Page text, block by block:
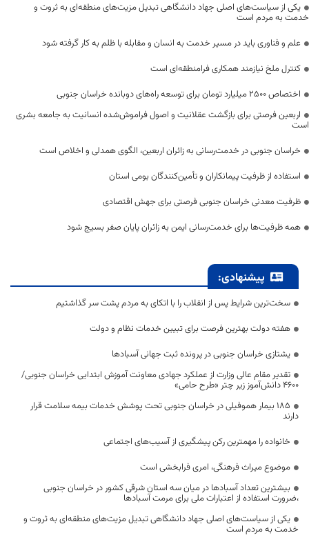
یکی از سیاست‌های اصلی جهاد دانشگاهی تبدیل مزیت‌های منطقه‌ای به ثروت و
خدمت به مردم است
علم و فناوری باید در مسیر خدمت به انسان و مقابله با ظلم به کار گرفته شود
کنترل ملخ نیازمند همکاری فرامنطقه‌ای است
اختصاص 2500 میلیارد تومان برای توسعه راه‌های دوبانده خراسان جنوبی
اربعین فرصتی برای بازگشت عقلانیت و اصول فراموش‌شده انسانیت به جامعه بشری
است
خراسان جنوبی در خدمت‌رسانی به زائران اربعین، الگوی همدلی و اخلاص است
استفاده از ظرفیت پیمانکاران و تأمین‌کنندگان بومی استان
ظرفیت معدنی خراسان جنوبی فرصتی برای جهش اقتصادی
همه ظرفیت‌ها برای خدمت‌رسانی ایمن به زائران پایان صفر بسیج شود
پیشنهادی:
سخت‌ترین شرایط پس از انقلاب را با اتکای به مردم پشت سر گذاشتیم
هفته دولت بهترین فرصت برای تبیین خدمات نظام و دولت
یشتازی خراسان جنوبی در پرونده ثبت جهانی آسبادها
تقدیر مقام عالی وزارت از عملکرد جهادی معاونت آموزش ابتدایی خراسان جنوبی/
۴۶۰۰ دانش‌آموز زیر چتر «طرح حامی»
۱۸۵ بیمار هموفیلی در خراسان جنوبی تحت پوشش خدمات بیمه سلامت قرار
دارند
خانواده را مهمترین رکن پیشگیری از آسیب‌های اجتماعی
موضوع میراث فرهنگی، امری فرابخشی است
بیشترین تعداد آسبادها در میان سه استان شرقی کشور در خراسان جنوبی
،ضرورت استفاده از اعتبارات ملی برای مرمت آسبادها
یکی از سیاست‌های اصلی جهاد دانشگاهی تبدیل مزیت‌های منطقه‌ای به ثروت و
خدمت به مردم است